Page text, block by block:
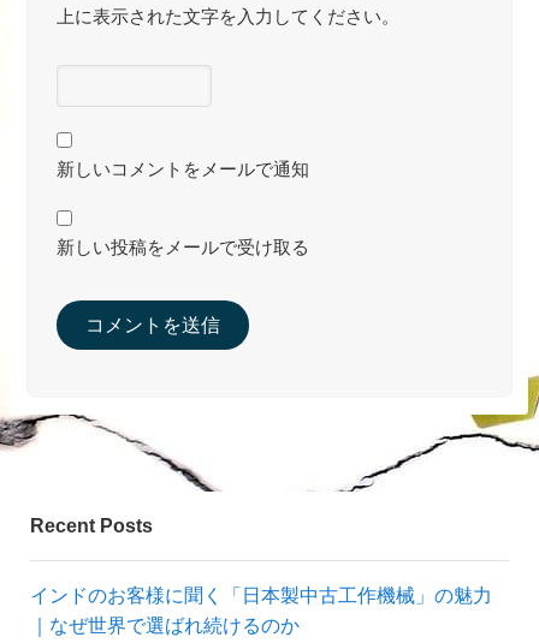
上に表示された文字を入力してください。
新しいコメントをメールで通知
新しい投稿をメールで受け取る
Recent Posts
インドのお客様に聞く「日本製中古工作機械」の魅力
｜なぜ世界で選ばれ続けるのか